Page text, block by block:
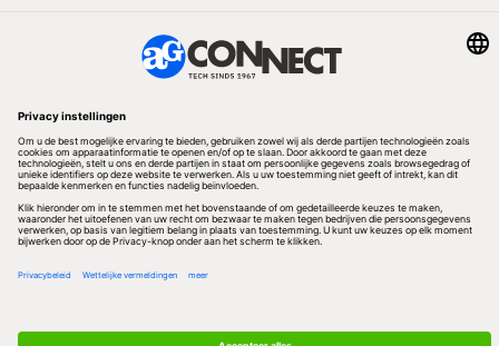
Volg ons
Redactionele partner
Algemene Voorwaarden & Copyrights